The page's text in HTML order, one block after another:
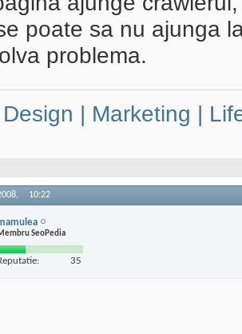
poate sa nu ajunga
problema.
| Marketing |
10:22
SeoPedia
35